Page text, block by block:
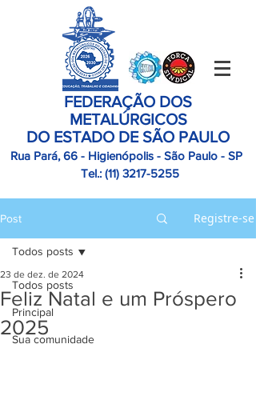
FEDERAÇÃO DOS
METALÚRGICOS
DO ESTADO DE SÃO PAULO
Rua Pará, 66 - Higienópolis - São Paulo - SP
Tel.: (11) 3217-5255
Post Registre-se
Todos posts
Principal
Sua comunidade
Todos posts
Feliz Natal e um Próspero
2025
23 de dez. de 2024